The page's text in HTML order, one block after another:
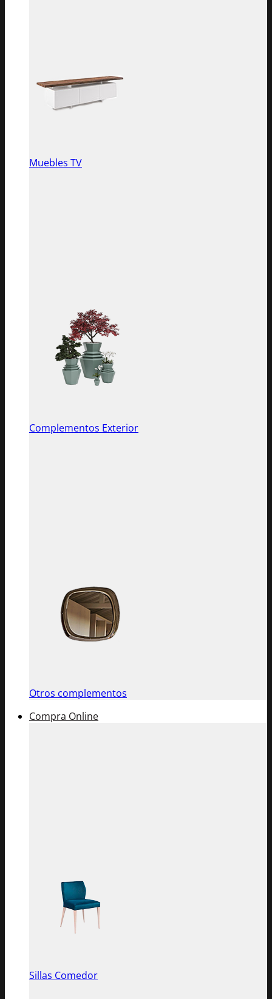
Muebles TV
Complementos Exterior
Otros complementos
Compra Online
Sillas Comedor